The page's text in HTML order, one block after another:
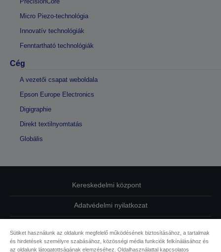
Micro Piezo-technológia
Innovatív technológiák
Fenntartható technológiák
Cég
A vezetői csapat weboldala
Epson Europe Electronics
Digigraphie
Direkt textilnyomtatás
Globális
Kereskedelmi központ
Adatvédelmi nyilatkozat
Kapcsolatfelvétel
Sütiket használunk az oldalunk megfelelő működésének biztosításához, a tartalmak
és hirdetések személyre szabásához, közösségi média funkciók felkínálásához és
az oldalunk látogatottságának elemzéséhez. Oldalhasználattal kapcsolatos